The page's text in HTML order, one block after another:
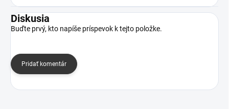
Diskusia
Buďte prvý, kto napíše príspevok k tejto položke.
Pridať komentár